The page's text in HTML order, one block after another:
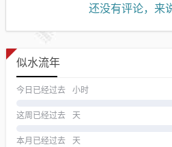
还没有评论，来
似水流年
今日已经过去 小时
这周已经过去 天
本月已经过去 天